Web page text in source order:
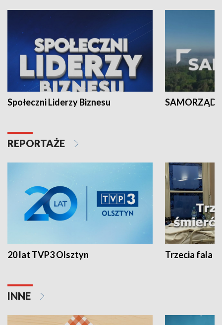
Społeczni Liderzy Biznesu SAMORZĄD
REPORTAŻE
20 lat TVP3 Olsztyn Trzecia fala -
INNE